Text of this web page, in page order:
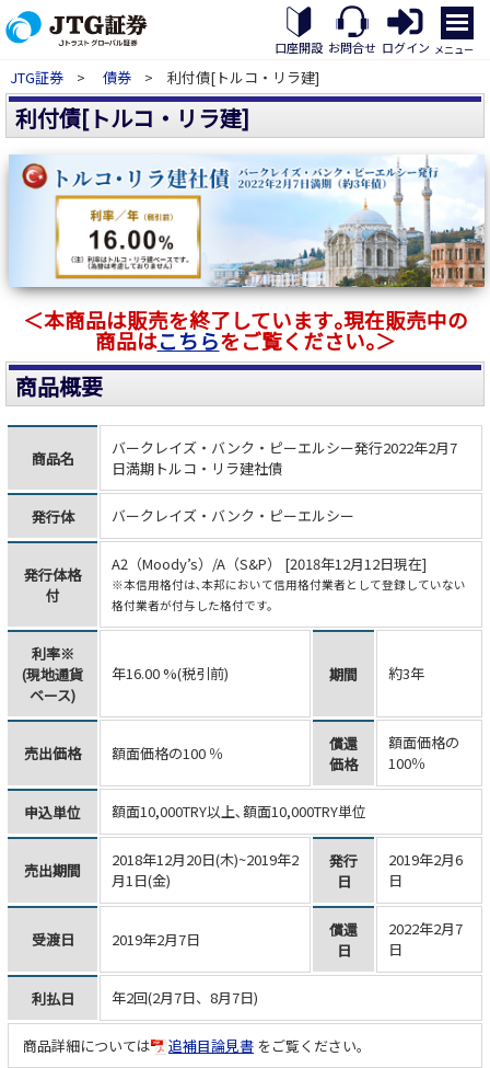
口座開設 お問合せ ログイン
メ
ニ
ュ
を
く
メニュー
JTG証券 > 債券 > 利付債[トルコ・リラ建]
利付債[トルコ・リラ建]
＜本商品は販売を終了しています｡現在販売中の
商品はこちらをご覧ください｡＞
商品概要
商品名
バークレイズ・バンク・ピーエルシー発行2022年2月7
日満期トルコ・リラ建社債
発行体 バークレイズ・バンク・ピーエルシー
発行体格
付
A2（Moody’s）/A（S&P） [2018年12月12日現在]
※本信用格付は､本邦において信用格付業者として登録していない
格付業者が付与した格付です。
利率※
(現地通貨
ベース)
年16.00 %(税引前) 期間 約3年
売出価格 額面価格の100 ％
償還
価格
額面価格の
100％
申込単位 額面10,000TRY以上､額面10,000TRY単位
売出期間
2018年12月20日(木)~2019年2
月1日(金)
発行
日
2019年2月6
日
受渡日 2019年2月7日
償還
日
2022年2月7
日
利払日 年2回(2月7日、8月7日)
商品詳細については 追補目論見書 をご覧ください。